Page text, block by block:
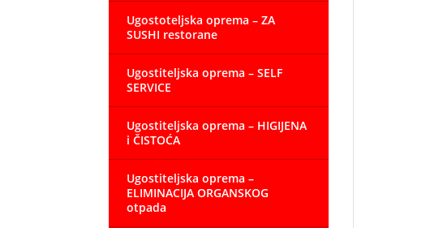
Ugostoteljska oprema – ZA
SUSHI restorane
Ugostiteljska oprema – SELF
SERVICE
Ugostiteljska oprema – HIGIJENA
i ČISTOĆA
Ugostiteljska oprema –
ELIMINACIJA ORGANSKOG
otpada